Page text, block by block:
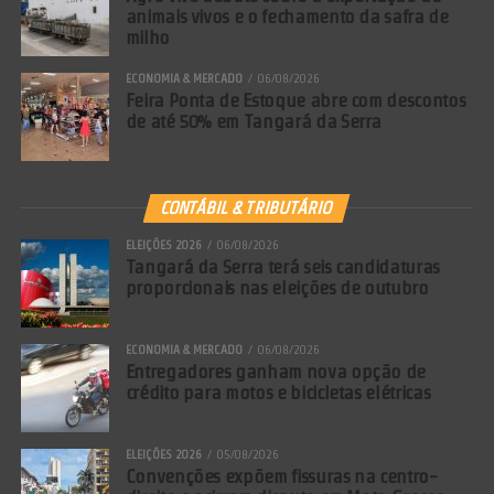
Entrevistas técnicas: jardinagem, sementes e gestão de pessoas
O segundo bloco do Momento Agrícola trouxe discussões técnicas
essenciais para a profissionalização do setor:
Jardinagem e paisagismo: Milton Braida detalhou
animais vivos e o fechamento da safra de
milho
ECONOMIA & MERCADO 06/08/2026
Feira Ponta de Estoque abre com descontos
de até 50% em Tangará da Serra
CONTÁBIL & TRIBUTÁRIO
ELEIÇÕES 2026 06/08/2026
Tangará da Serra terá seis candidaturas
proporcionais nas eleições de outubro
ECONOMIA & MERCADO 06/08/2026
Entregadores ganham nova opção de
crédito para motos e bicicletas elétricas
ELEIÇÕES 2026 05/08/2026
Convenções expõem fissuras na centro-